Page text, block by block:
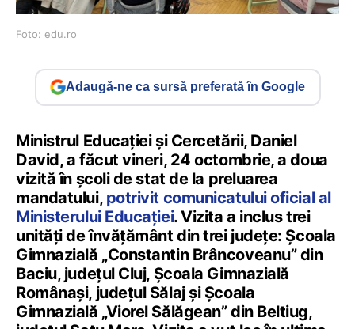
Foto: edu.ro
Adaugă-ne ca sursă preferată în Google
Ministrul Educației și Cercetării, Daniel
David, a făcut vineri, 24 octombrie, a doua
vizită în școli de stat de la preluarea
mandatului, potrivit comunicatului oficial al
Ministerului Educației. Vizita a inclus trei
unități de învățământ din trei județe: Școala
Gimnazială „Constantin Brâncoveanu” din
Baciu, județul Cluj, Școala Gimnazială
Românași, județul Sălaj și Școala
Gimnazială „Viorel Sălăgean” din Beltiug,